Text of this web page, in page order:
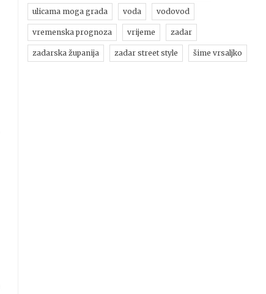
ulicama moga grada voda vodovod
vremenska prognoza vrijeme zadar
zadarska županija zadar street style šime vrsaljko